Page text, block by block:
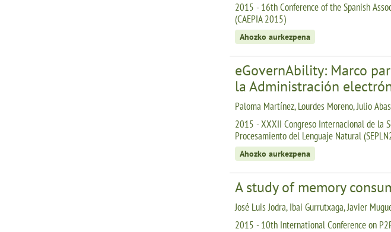
2015 - 16th Conference of the Spanish
(CAEPIA 2015)
Ahozko aurkezpena
eGovernAbility: Marco
la Administración
Paloma Martínez, Lourdes Moreno, Julio
2015 - XXXII Congreso Internacional de la
Procesamiento del Lenguaje Natural
Ahozko aurkezpena
A study of memory
José Luis Jodra, Ibai Gurrutxaga, Javier
2015 - 10th International Conference on